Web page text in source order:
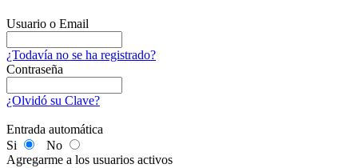
Usuario o Email
¿Todavía no se ha registrado?
Contraseña
¿Olvidó su Clave?
Entrada automática
Si
No
Agregarme a los usuarios activos